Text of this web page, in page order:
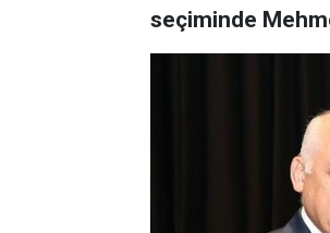
seçiminde